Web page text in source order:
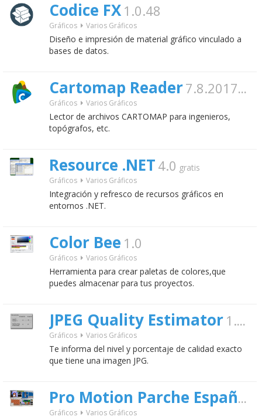
Codice FX 1.0.48
Gráficos Varios Gráficos
Diseño e impresión de material gráfico vinculado a
bases de datos.
Cartomap Reader7.8.2017 gratis
Gráficos Varios Gráficos
Lector de archivos CARTOMAP para ingenieros,
topógrafos, etc.
Resource .NET 4.0 gratis
Gráficos Varios Gráficos
Integración y refresco de recursos gráficos en
entornos .NET.
Color Bee 1.0
Gráficos Varios Gráficos
Herramienta para crear paletas de colores,que
puedes almacenar para tus proyectos.
JPEG Quality Estimator 1.0.0.1
Gráficos Varios Gráficos
Te informa del nivel y porcentaje de calidad exacto
que tiene una imagen JPG.
Pro Motion Parche Español
Gráficos Varios Gráficos